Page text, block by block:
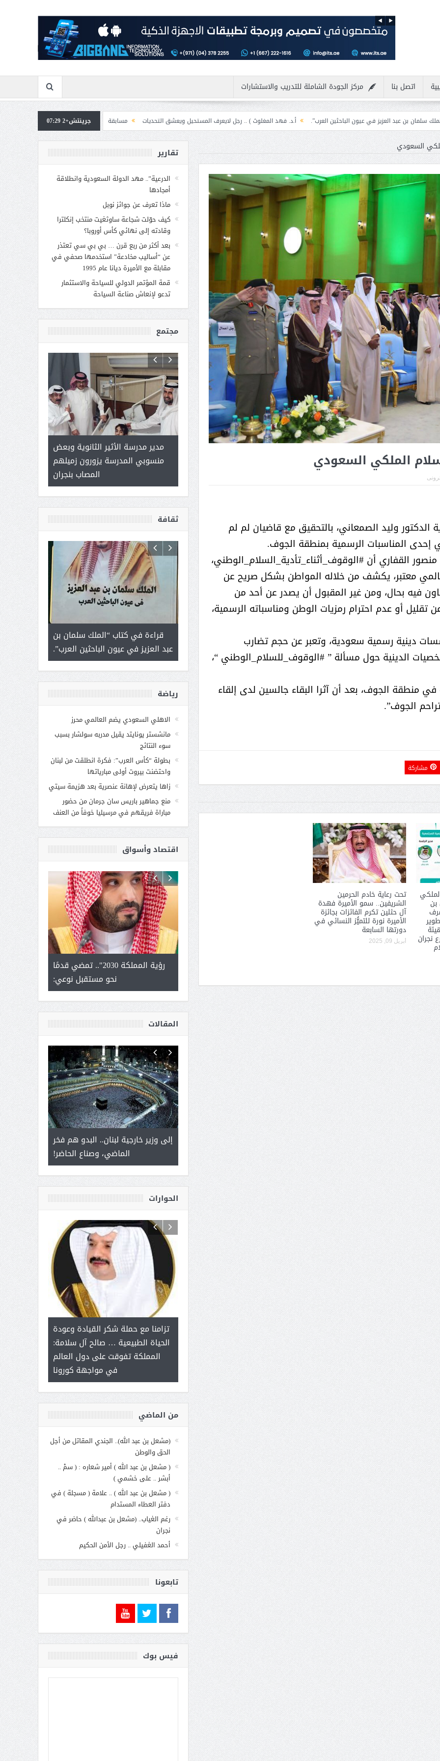
اتصل بنا مركز الجودة الشاملة للتدريب والاستشارات
في عيون الباحثين العرب”. أ.د. فهد المغلوث ) .. رجل لايعرف المستحيل ويعشق التحديات مسابقة المشيقح تعلن فرسان النسخة الخامسة
بمشاركة صاحبة
جرينتش+2 07:29
السعودي
الملكي السعودي
وليد الصمعاني، بالتحقيق مع قاضيان لم لم
إحدى المناسبات الرسمية بمنطقة الجوف.
القفاري أن #الوقوف_أثناء_تأدية_السلام_الوطني،
معتبر، يكشف من خلاله المواطن بشكل صريح عن
فيه بحال، ومن غير المقبول أن يصدر عن أحد من
أو عدم احترام رمزيات الوطن ومناسباته الرسمية،
دينية رسمية سعودية، وتعبر عن حجم تضارب
الدينية حول مسألة ” #الوقوف_للسلام_الوطني “،
منطقة الجوف، بعد أن آثرا البقاء جالسين لدى إلقاء
الجوف”.
مشاركة
بن
نجران
تحت رعاية خادم الحرمين
الشريفين.. سمو الأميرة فهدة
آل حثلين تكرم الفائزات بجائزة
الأميرة نورة للتميُّز النسائي في
دورتها السابعة
أبريل 09, 2025
تقارير
الدرعية”.. مهد الدولة السعودية وانطلاقة
أمجادها
ماذا تعرف عن جوائز نوبل
كيف حوّلت شجاعة ساوثغيت منتخب إنكلترا
وقادته إلى نهائي كأس أوروبا؟
بعد أكثر من ربع قرن … بي بي سي تعتذر
عن “أساليب مخادعة” استخدمها صحفي في
مقابلة مع الأميرة ديانا عام 1995
قمة المؤتمر الدولي للسياحة والاستثمار
تدعو لإنعاش صناعة السياحة
مجتمع
( محمد
مدير مدرسة الأثير الثانوية وبعض
منسوبي المدرسة يزورون زميلهم
المصاب بنجران
الأميرة (نجود بنت هذلول ) .. ميراث
العطاء
أمل البنيان .. طبيبة فوق العادة .:
ثقافة
قراءة في كتاب “الملك سلمان بن
عبد العزيز في عيون الباحثين العرب”.
أ.د. فهد المغلوث ) .. رجل لايعرف
المستحيل ويعشق التحديات
مسابقة المشيقح تعلن فرسان
النسخة الخامسة
رياضة
الاهلي السعودي يضم العالمي محرز
مانشستر يونايتد يقيل مدربه سولشار بسبب
سوء النتائج
بطولة “كأس العرب”: فكرة انطلقت من لبنان
واحتضنت بيروت أولى مبارياتها
زاها يتعرض لإهانة عنصرية بعد هزيمة سيتي
منع جماهير باريس سان جرمان من حضور
مباراة فريقهم في مرسيليا خوفاً من العنف
اقتصاد وأسواق
الشيخ
يحصل على
رؤية المملكة 2030".. تمضي قدمًا
نحو مستقبل نوعي:
المؤشرات الجغرافية للتمور ورشة
عمل ينظمها موسم عنيزة
أكاديمية(جيت) البريطانية
المقالات
سلمان بن
إلى وزير خارجية لبنان.. البدو هم فخر
الماضي، وصناع الحاضر!
( مشعل بن عبد الله ) .. أمير يحمل
جينات الوطن ويتغذى من عشق
القيادة
حوار يحمل جينات الوطن مع الأمير
مشعل بن عبد الله بن عبد العزيز
الحوارات
للإبداع
مع الأمين
بنت
تزامنا مع حملة شكر القيادة وعودة
الحياة الطبيعية … صالح آل سلامة:
المملكة تفوقت على دول العالم
في مواجهة كورونا
رئيس غرفة نجران محيميد آل شرمه:
الانتخابات لن تؤثر على برامج
المجلس والشفافية هي أساس
عملنا
عضو مجلس الشارقة الرياضي
والمدير السابق للأكاديمية الأولمبية
في الامارات د . عبد الملك جاني :
منتدى ( اكتشاف المواهب
الاجتماعية ) فرصة للتوأمة بين
الرياضة والعمل الاجتماعي
من الماضي
(مشعل بن عبد الله).. الجندي المقاتل من أجل
الحق والوطن
( مشعل بن عبد الله ) أمير شعاره : ( سمْ ..
أبشر .. على خشمي )
( مشعل بن عبد الله ) .. علامة ( مسجلة ) في
دفتر العطاء المستدام
رغم الغياب.. (مشعل بن عبدالله ) حاضر في
نجران
أحمد الغفيلي .. رجل الأمن الحكيم
تابعونا
فيس بوك